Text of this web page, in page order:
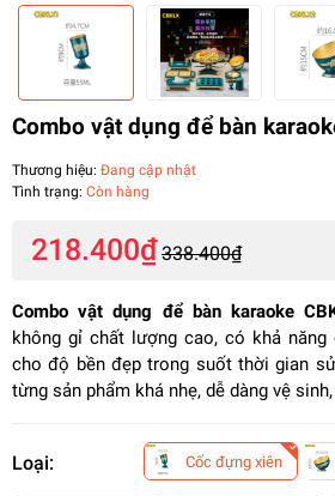
Combo vật dụng để bàn
Thương hiệu: Đang cập nhật
Tình trạng: Còn hàng
218.400₫ 338.400₫
Combo vật dụng để bàn karaoke
không gỉ chất lượng cao, có khả năng
cho độ bền đẹp trong suốt thời gian
từng sản phẩm khá nhẹ, dễ dàng vệ
Loại: Cốc đựng xiên